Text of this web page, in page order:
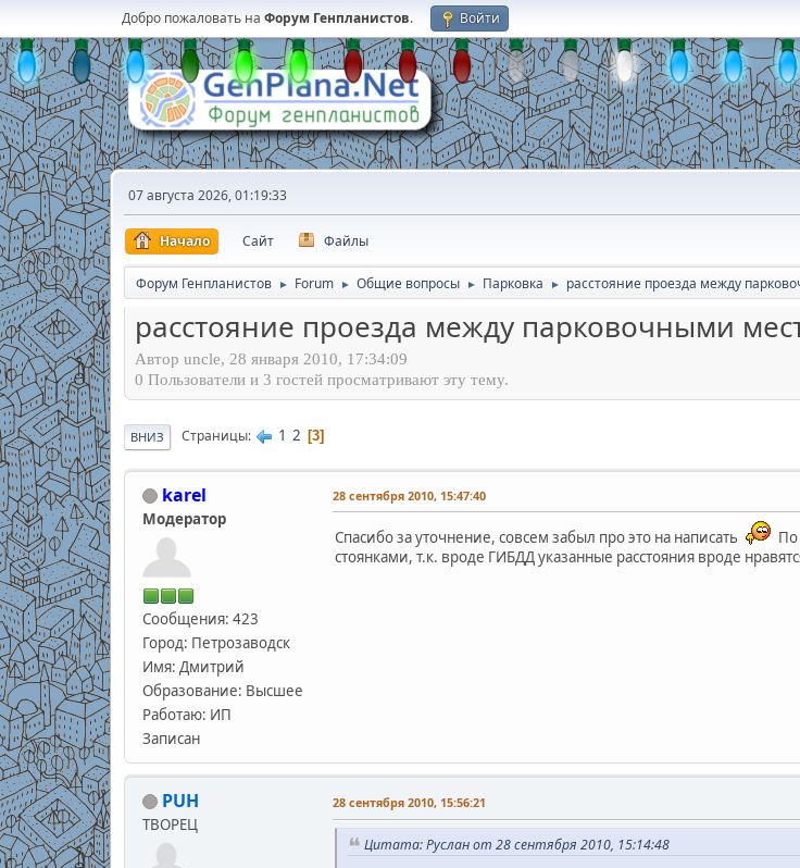
Добро пожаловать на Форум Генпланистов. Войти
07 августа 2026, 01:19:33
Начало Сайт Файлы
Форум Генпланистов ► Forum ► Общие вопросы ► Парковка ► расстояние проезда между
расстояние проезда между парковочными
Автор uncle, 28 января 2010, 17:34:09
0 Пользователи и 3 гостей просматривают эту тему.
ВНИЗ Страницы 1 2 3
karel
Модератор
Сообщения: 423
Город: Петрозаводск
Имя: Дмитрий
Образование: Высшее
Работаю: ИП
Записан
28 сентября 2010, 15:47:40
Спасибо за уточнение, совсем забыл про это на написать
По
стоянками, т.к. вроде ГИБДД указанные расстояния вроде
PUH
ТВОРЕЦ
28 сентября 2010, 15:56:21
Цитата: Руслан от 28 сентября 2010, 15:14:48